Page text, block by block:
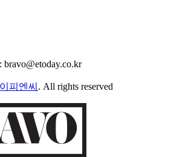
피엔씨 . All rights reserved